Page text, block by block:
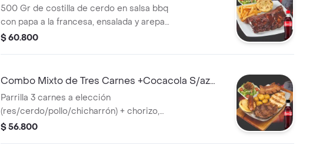
Original 450 ml
500 Gr de costilla de cerdo en salsa bbq
con papa a la francesa, ensalada y arepa
de queso. + Gaseosa
$ 60.800
Combo Mixto de Tres Carnes +Cocacola S/az
450 ml
Parrilla 3 carnes a elección
(res/cerdo/pollo/chicharrón) + chorizo,
papa criolla, ensalada, arepa de queso +
$ 56.800